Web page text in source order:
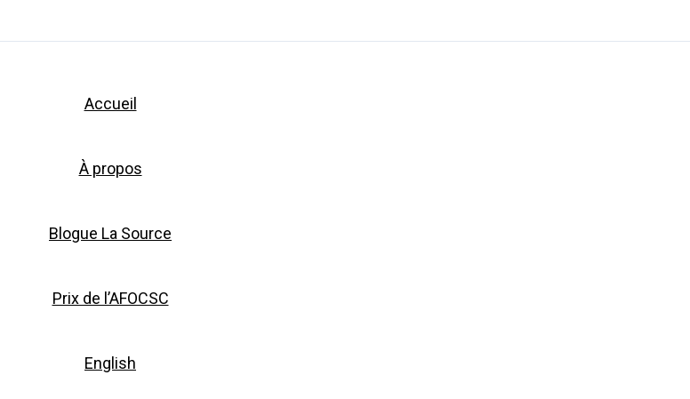
Accueil
À propos
Blogue La Source
Prix de l’AFOCSC
English